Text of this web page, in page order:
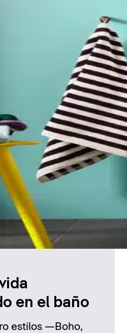
en el baño
estilos —Boho,